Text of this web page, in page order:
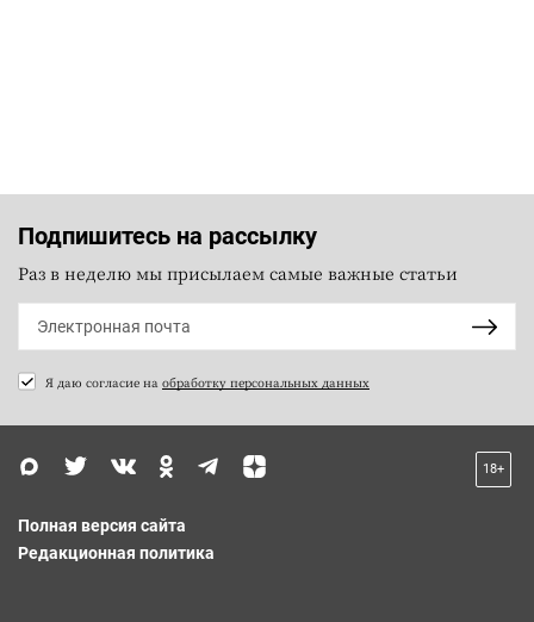
Подпишитесь на рассылку
Раз в неделю мы присылаем самые важные статьи
Я даю согласие на обработку персональных данных
18+
Полная версия сайта
Редакционная политика